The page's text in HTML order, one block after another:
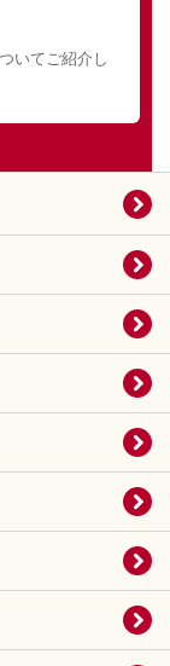
いてご紹介し